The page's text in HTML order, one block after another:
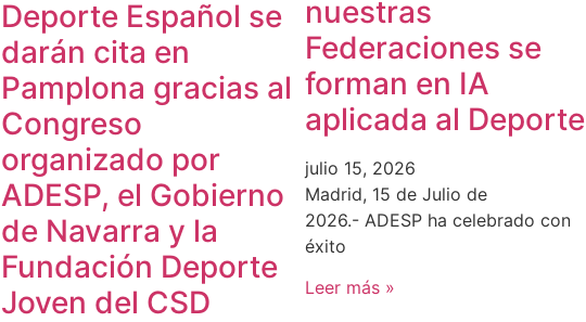
Deporte Español se
darán cita en
Pamplona gracias al
Congreso
organizado por
ADESP, el Gobierno
de Navarra y la
Fundación Deporte
Joven del CSD
nuestras
Federaciones se
forman en IA
aplicada al Deporte
julio 15, 2026
Madrid, 15 de Julio de
2026.- ADESP ha celebrado con
éxito
Leer más »